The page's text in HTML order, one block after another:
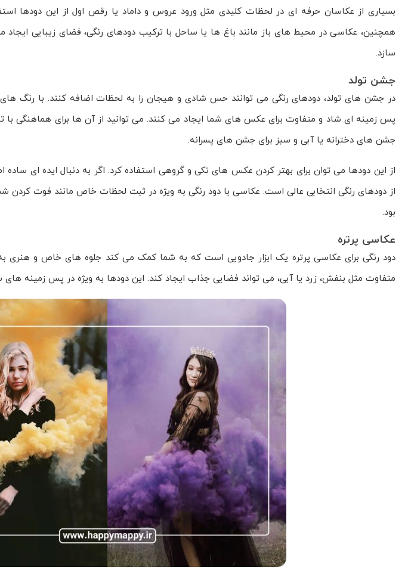
بسیاری از عکاسان حرفه ای در لحظات کلیدی مثل ورود عروس و داماد یا رقص اول از این دودها
همچنین، عکاسی در محیط های باز مانند باغ ها یا ساحل با ترکیب دودهای رنگی، فضای زیبایی
سازد.
جشن تولد
در جشن های تولد، دودهای رنگی می توانند حس شادی و هیجان را به لحظات اضافه کنند. با رنگ
پس زمینه ای شاد و متفاوت برای عکس های شما ایجاد می کنند. می توانید از آن ها برای هماهنگی با
جشن های دخترانه یا آبی و سبز برای جشن های پسرانه.
از این دودها می توان برای بهتر کردن عکس های تکی و گروهی استفاده کرد. اگر به دنبال ایده ای ساده
از دودهای رنگی انتخابی عالی است. عکاسی با دود رنگی به ویژه در ثبت لحظات خاص مانند فوت کردن
بود.
عکاسی پرتره
دود رنگی برای عکاسی پرتره یک ابزار جادویی است که به شما کمک می کند جلوه های خاص و هنری
متفاوت مثل بنفش، زرد یا آبی، می تواند فضایی جذاب ایجاد کند. این دودها به ویژه در پس زمینه های